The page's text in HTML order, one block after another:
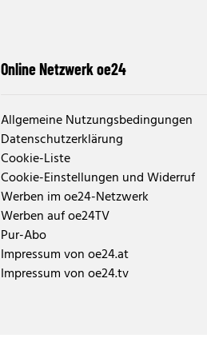
Online Netzwerk oe24
Allgemeine Nutzungsbedingungen
Datenschutzerklärung
Cookie-Liste
Cookie-Einstellungen und Widerruf
Werben im oe24-Netzwerk
Werben auf oe24TV
Pur-Abo
Impressum von oe24.at
Impressum von oe24.tv